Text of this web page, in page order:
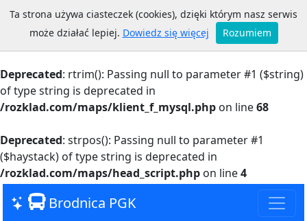
: Trying to access array offset on value of type
bool in/rozklad.com/maps/klient_f_mysql.phpon line
Deprecated: rtrim(): Passing null to parameter #1 ($string)
of type string is deprecated in
/rozklad.com/maps/klient_f_mysql.php on line68
Deprecated: strpos(): Passing null to parameter #1
($haystack) of type string is deprecated in
/rozklad.com/maps/head_script.php on line4
Brodnica PGK
Ta strona używa ciasteczek (cookies), dzięki którym nasz serwis
może działać lepiej. Dowiedz się więcej Rozumiem